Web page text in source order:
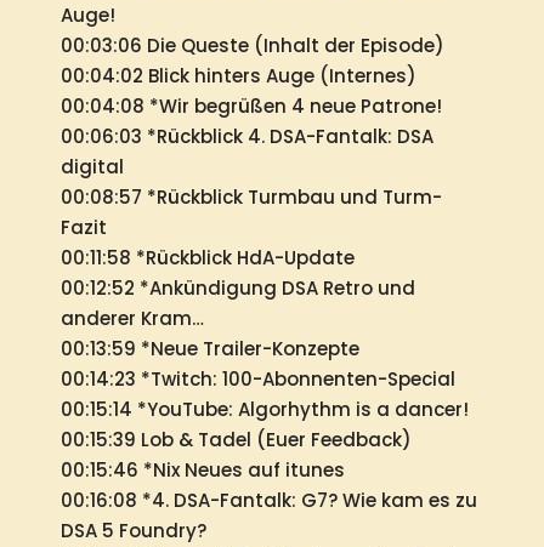
Auge!
00:03:06 Die Queste (Inhalt der Episode)
00:04:02 Blick hinters Auge (Internes)
00:04:08 *Wir begrüßen 4 neue Patrone!
00:06:03 *Rückblick 4. DSA-Fantalk: DSA
digital
00:08:57 *Rückblick Turmbau und Turm-
Fazit
00:11:58 *Rückblick HdA-Update
00:12:52 *Ankündigung DSA Retro und
anderer Kram…
00:13:59 *Neue Trailer-Konzepte
00:14:23 *Twitch: 100-Abonnenten-Special
00:15:14 *YouTube: Algorhythm is a dancer!
00:15:39 Lob & Tadel (Euer Feedback)
00:15:46 *Nix Neues auf itunes
00:16:08 *4. DSA-Fantalk: G7? Wie kam es zu
DSA 5 Foundry?